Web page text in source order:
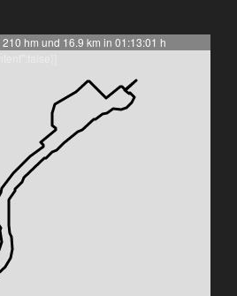
hm und 16.9 km in 01:13:01 h